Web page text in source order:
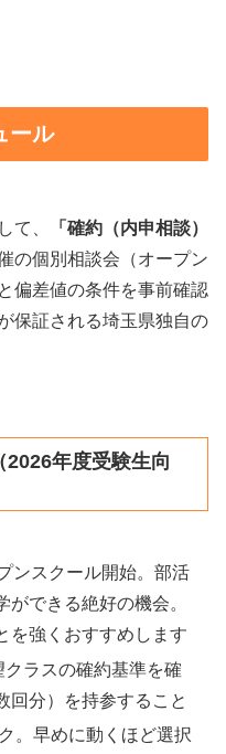
ール
て、
「確約（内申相談）
の個別相談会（オープン
偏差値の条件を事前確認
保証される埼玉県独自の
年度受験生向
ンスクール開始。部活
できる絶好の機会。
を強くおすすめします
クラスの確約基準を確
回分）を持参すること
。早めに動くほど選択